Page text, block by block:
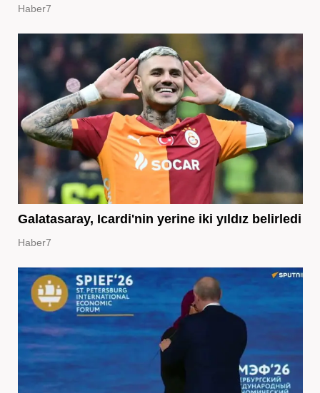
Haber7
Galatasaray, Icardi'nin yerine iki yıldız belirledi
Haber7